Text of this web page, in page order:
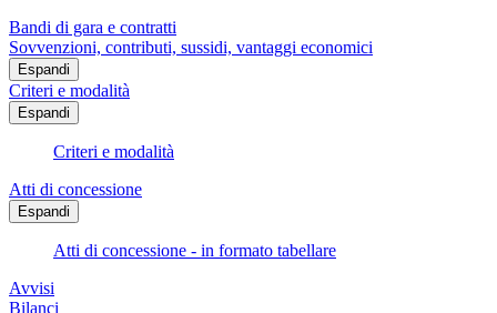
Bandi di gara e contratti
Sovvenzioni, contributi, sussidi, vantaggi economici
Espandi
Criteri e modalità
Espandi
Criteri e modalità
Atti di concessione
Espandi
Atti di concessione - in formato tabellare
Avvisi
Bilanci